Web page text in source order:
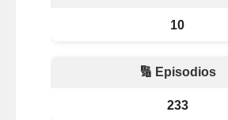
10
🔢 Episodios
233